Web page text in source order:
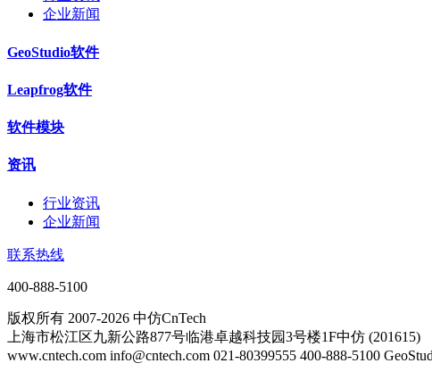
企业新闻
GeoStudio软件
Leapfrog软件
软件模块
资讯
行业资讯
企业新闻
联系热线
400-888-5100
版权所有 2007-2026 中仿CnTech
上海市松江区九新公路877号临港卓越科技园3号楼1F中仿 (201615)
www.cntech.com info@cntech.com 021-80399555 400-888-5100